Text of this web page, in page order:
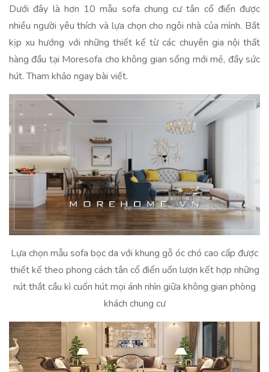
Dưới đây là hơn 10 mẫu sofa chung cư tân cổ điển được
nhiều người yêu thích và lựa chọn cho ngôi nhà của mình. Bắt
kịp xu hướng với những thiết kế từ các chuyên gia nội thất
hàng đầu tại Moresofa cho không gian sống mới mẻ, đầy sức
hút. Tham khảo ngay bài viết.
Lựa chọn mẫu sofa bọc da với khung gỗ óc chó cao cấp được
thiết kế theo phong cách tân cổ điển uốn lượn kết hợp những
nút thắt cầu kì cuốn hút mọi ánh nhìn giữa không gian phòng
khách chung cư